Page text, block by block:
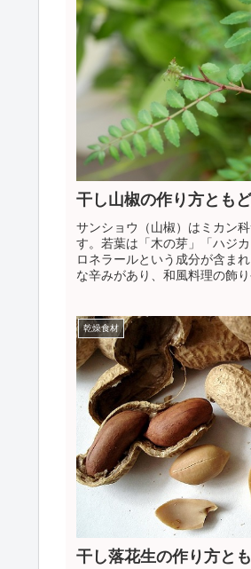
干し山椒の作り方とも
サンショウ（山椒）はミカン
す。若葉は「木の芽」「ハジ
ロネラールという成分が含ま
な辛みがあり、和風料理の飾
乾燥食材
干し落花生の作り方と